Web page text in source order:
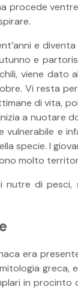
procede
e
e
viene
Vi resta
di vita,
a nuotare
e
specie. I
molto
nutre di
era
greca,
in procinto